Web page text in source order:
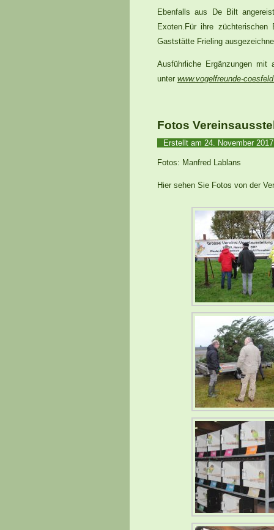
Ebenfalls aus De Bilt
Exoten.Für ihre
Gaststätte Frieling
Ausführliche Ergänzungen mit
unter www.vogelfreunde-coesfel
Fotos
Erstellt am 24. November
Fotos: Manfred Lablans
Hier sehen Sie Fotos von der